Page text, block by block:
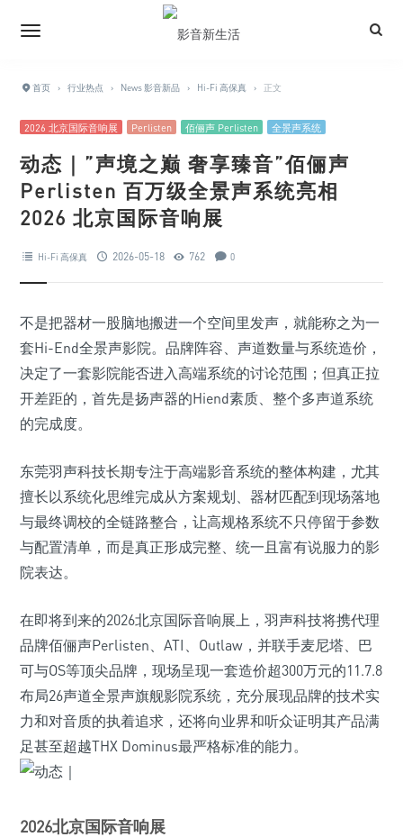
首页 › 行业热点 › News 影音新品 › Hi-Fi 高保真 › 正文
2026 北京国际音响展 Perlisten 佰俪声 Perlisten 全景声系统
动态｜”声境之巅 奢享臻音”佰俪声
Perlisten 百万级全景声系统亮相
2026 北京国际音响展
Hi-Fi 高保真 2026-05-18 762 0
不是把器材一股脑地搬进一个空间里发声，就能称之为一
套Hi-End全景声影院。品牌阵容、声道数量与系统造价，
决定了一套影院能否进入高端系统的讨论范围；但真正拉
开差距的，首先是扬声器的Hiend素质、整个多声道系统
的完成度。
东莞羽声科技长期专注于高端影音系统的整体构建，尤其
擅长以系统化思维完成从方案规划、器材匹配到现场落地
与最终调校的全链路整合，让高规格系统不只停留于参数
与配置清单，而是真正形成完整、统一且富有说服力的影
院表达。
在即将到来的2026北京国际音响展上，羽声科技将携代理
品牌佰俪声Perlisten、ATI、Outlaw，并联手麦尼塔、巴
可与OS等顶尖品牌，现场呈现一套造价超300万元的11.7.8
布局26声道全景声旗舰影院系统，充分展现品牌的技术实
力和对音质的执着追求，还将向业界和听众证明其产品满
足甚至超越THX Dominus最严格标准的能力。
2026北京国际音响展